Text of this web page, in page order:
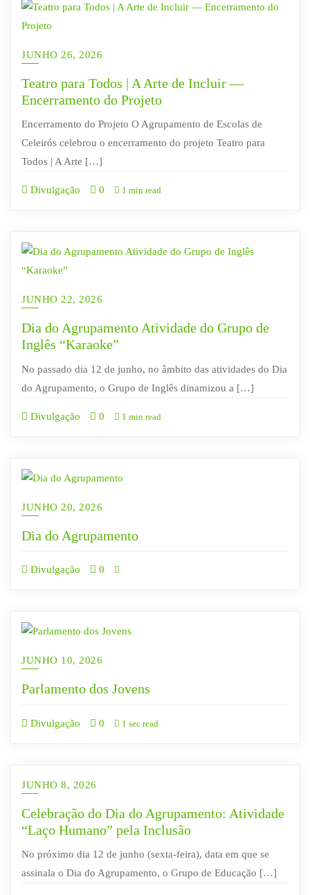
JUNHO 26, 2026
Teatro para Todos | A Arte de Incluir —
Encerramento do Projeto
Encerramento do Projeto O Agrupamento de Escolas de
Celeirós celebrou o encerramento do projeto Teatro para
Todos | A Arte […]
Divulgação 0 1 min read
JUNHO 22, 2026
Dia do Agrupamento Atividade do Grupo de
Inglês “Karaoke”
No passado dia 12 de junho, no âmbito das atividades do Dia
do Agrupamento, o Grupo de Inglês dinamizou a […]
Divulgação 0 1 min read
JUNHO 20, 2026
Dia do Agrupamento
Divulgação 0
JUNHO 10, 2026
Parlamento dos Jovens
Divulgação 0 1 sec read
JUNHO 8, 2026
Celebração do Dia do Agrupamento: Atividade
“Laço Humano” pela Inclusão
No próximo dia 12 de junho (sexta-feira), data em que se
assinala o Dia do Agrupamento, o Grupo de Educação […]